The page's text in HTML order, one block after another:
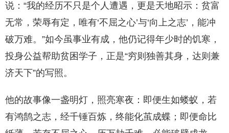
说：“我的经历不只是个人遭遇，更是天地昭示：贫富
无常，荣辱有定，唯有‘不屈之心’与‘向上之志’，能冲
破万难。”如今虽事业有成，他仍记得年少时的饥寒，
投身公益帮助贫困学子，正是“穷则独善其身，达则兼
济天下”的写照。
他的故事像一盏明灯，照亮寒夜：即便生如蝼蚁，若
有鸿鹄之志，经千锤百炼，终能化茧成蝶；即便命比